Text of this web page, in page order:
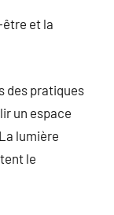
être et la
des pratiques
un espace
lumière
le